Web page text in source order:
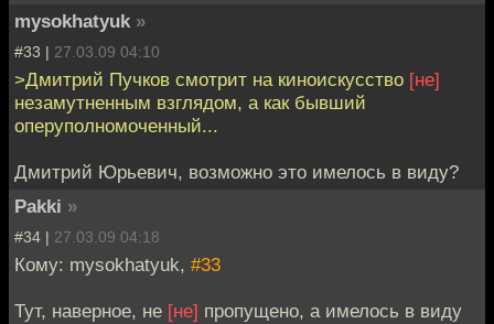
mysokhatyuk »
#33 | 27.03.09 04:10
>Дмитрий Пучков смотрит на киноискусство [не]
незамутненным взглядом, а как бывший
оперуполномоченный...
Дмитрий Юрьевич, возможно это имелось в виду?
Pakki »
#34 | 27.03.09 04:18
Кому: mysokhatyuk, #33
Тут, наверное, не [не] пропущено, а имелось в виду